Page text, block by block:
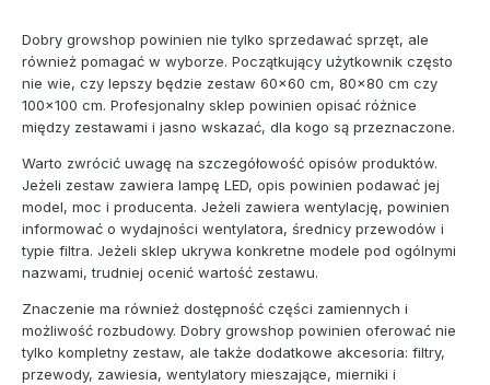
Dobry growshop powinien nie tylko sprzedawać sprzęt, ale
również pomagać w wyborze. Początkujący użytkownik często
nie wie, czy lepszy będzie zestaw 60x60 cm, 80x80 cm czy
100x100 cm. Profesjonalny sklep powinien opisać różnice
między zestawami i jasno wskazać, dla kogo są przeznaczone.
Warto zwrócić uwagę na szczegółowość opisów produktów.
Jeżeli zestaw zawiera lampę LED, opis powinien podawać jej
model, moc i producenta. Jeżeli zawiera wentylację, powinien
informować o wydajności wentylatora, średnicy przewodów i
typie filtra. Jeżeli sklep ukrywa konkretne modele pod ogólnymi
nazwami, trudniej ocenić wartość zestawu.
Znaczenie ma również dostępność części zamiennych i
możliwość rozbudowy. Dobry growshop powinien oferować nie
tylko kompletny zestaw, ale także dodatkowe akcesoria: filtry,
przewody, zawiesia, wentylatory mieszające, mierniki i